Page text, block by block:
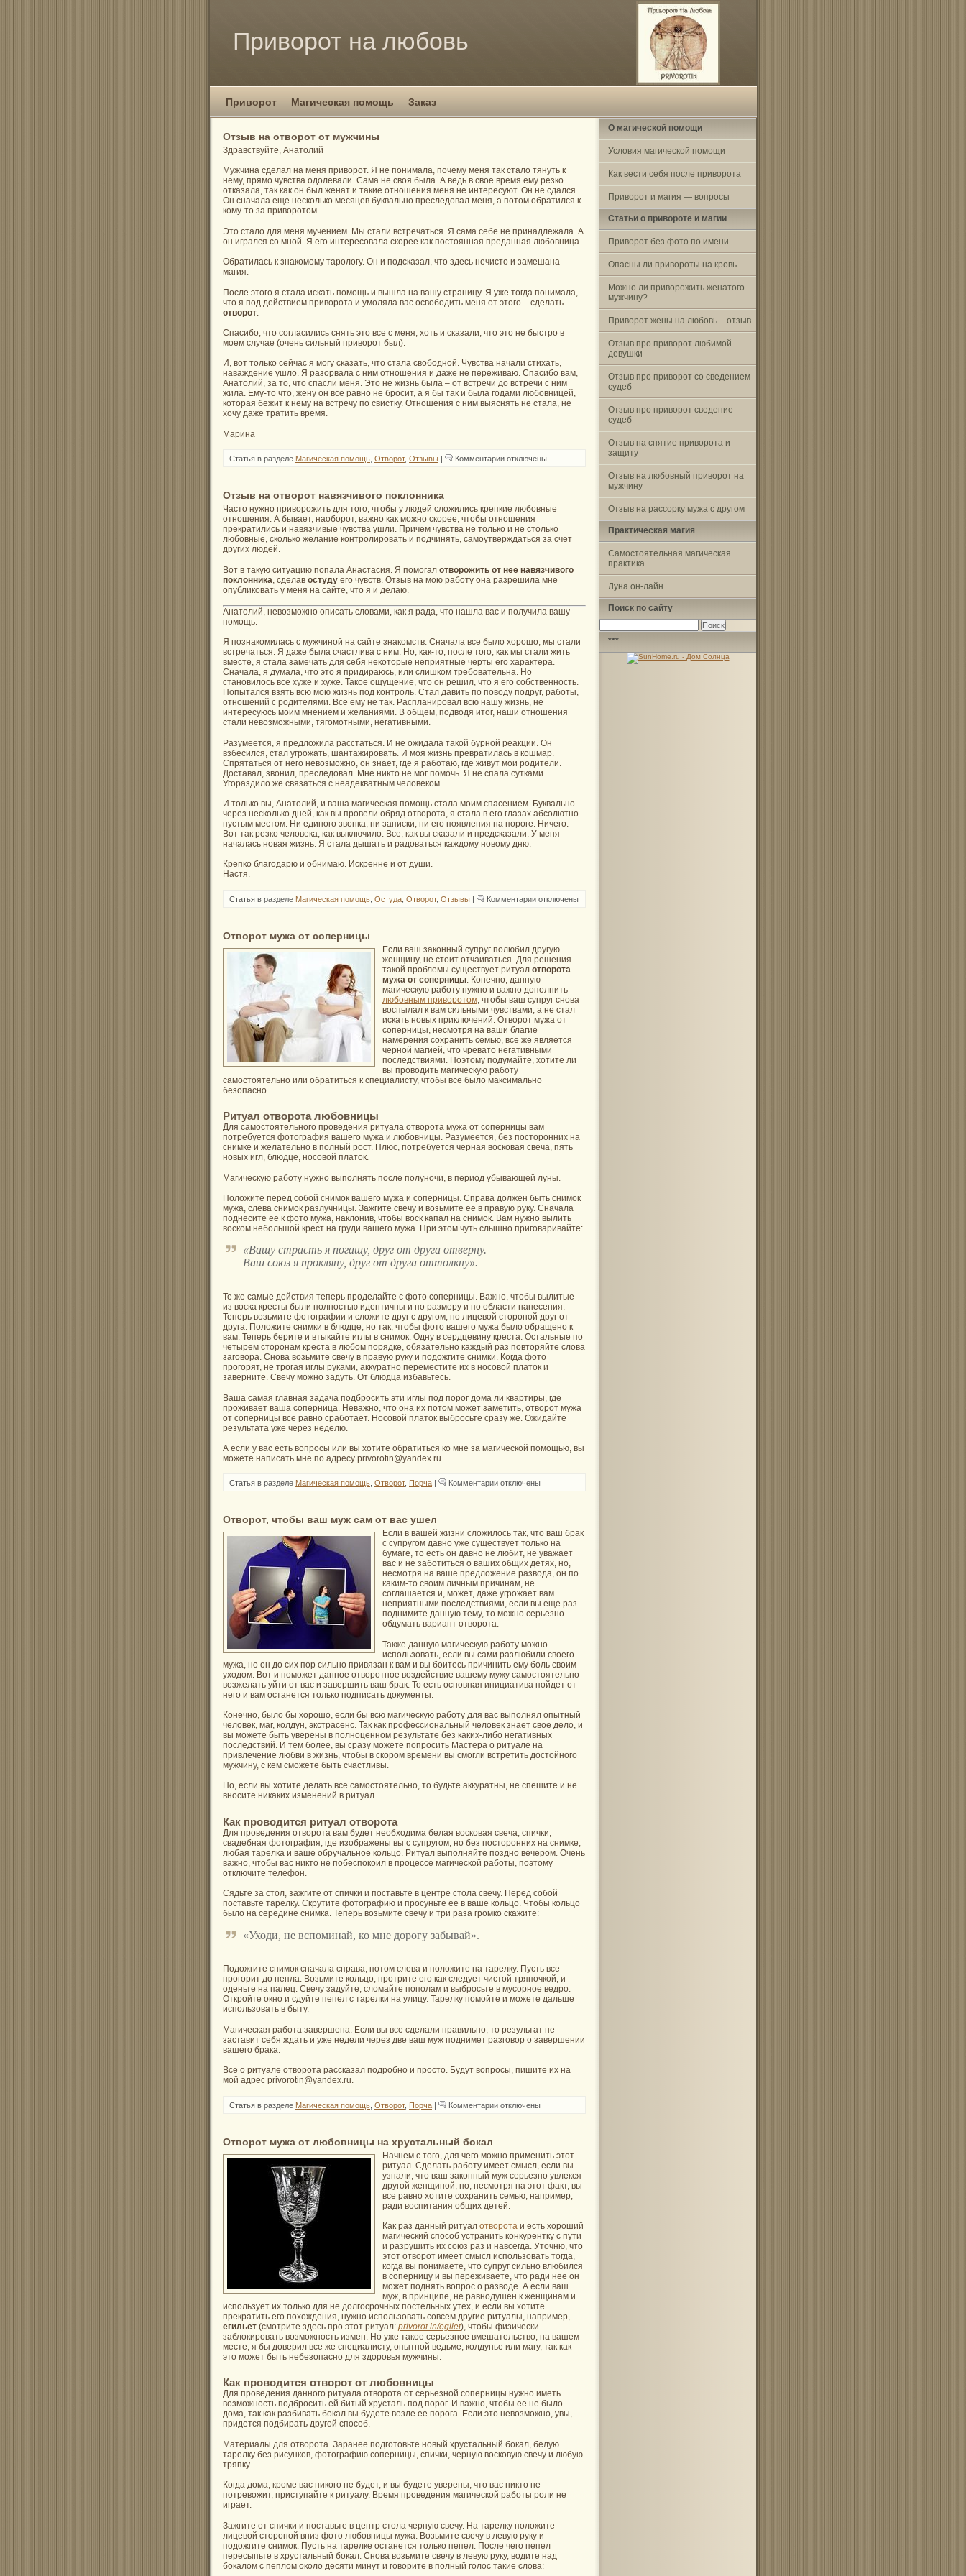
Приворот на любовь
Приворот Магическая помощь Заказ
Отзыв на отворот от мужчины
Здравствуйте, Анатолий
Мужчина сделал на меня приворот. Я не понимала, почему меня так стало тянуть к
нему, прямо чувства одолевали. Сама не своя была. А ведь в свое время ему резко
отказала, так как он был женат и такие отношения меня не интересуют. Он не сдался.
Он сначала еще несколько месяцев буквально преследовал меня, а потом обратился к
кому-то за приворотом.
Это стало для меня мучением. Мы стали встречаться. Я сама себе не принадлежала. А
он игрался со мной. Я его интересовала скорее как постоянная преданная любовница.
Обратилась к знакомому тарологу. Он и подсказал, что здесь нечисто и замешана
магия.
После этого я стала искать помощь и вышла на вашу страницу. Я уже тогда понимала,
что я под действием приворота и умоляла вас освободить меня от этого – сделать
отворот
Спасибо, что согласились снять это все с меня, хоть и сказали, что это не быстро в
моем случае (очень сильный приворот был).
И, вот только сейчас я могу сказать, что стала свободной. Чувства начали стихать,
наваждение ушло. Я разорвала с ним отношения и даже не переживаю. Спасибо вам,
Анатолий, за то, что спасли меня. Это не жизнь была – от встречи до встречи с ним
жила. Ему-то что, жену он все равно не бросит, а я бы так и была годами любовницей,
которая бежит к нему на встречу по свистку. Отношения с ним выяснять не стала, не
хочу даже тратить время.
Марина
Статья в разделе Магическая помощь Отворот, Отзывы | Комментариик
мужчины
отключены
Отзыв на отворот навязчивого поклонника
Часто нужно приворожить для того, чтобы у людей сложились крепкие любовные
отношения. А бывает, наоборот, важно как можно скорее, чтобы отношения
прекратились и навязчивые чувства ушли. Причем чувства не только и не столько
любовные, сколько желание контролировать и подчинять, самоутверждаться за счет
других людей.
Вот в такую ситуацию попала Анастасия. Я помогал отворожить от нее навязчивого
поклонника , сделав остуду его чувств. Отзыв на мою работу она разрешила мне
опубликовать у меня на сайте, что я и делаю.
Анатолий, невозможно описать словами, как я рада, что нашла вас и получила вашу
помощь.
Я познакомилась с мужчиной на сайте знакомств. Сначала все было хорошо, мы стали
встречаться. Я даже была счастлива с ним. Но, как-то, после того, как мы стали жить
вместе, я стала замечать для себя некоторые неприятные черты его характера.
Сначала, я думала, что это я придираюсь, или слишком требовательна. Но
становилось все хуже и хуже. Такое ощущение, что он решил, что я его собственность.
Попытался взять всю мою жизнь под контроль. Стал давить по поводу подруг, работы,
отношений с родителями. Все ему не так. Распланировал всю нашу жизнь, не
интересуюсь моим мнением и желаниями. В общем, подводя итог, наши отношения
стали невозможными, тягомотными, негативными.
Разумеется, я предложила расстаться. И не ожидала такой бурной реакции. Он
взбесился, стал угрожать, шантажировать. И моя жизнь превратилась в кошмар.
Спрятаться от него невозможно, он знает, где я работаю, где живут мои родители.
Доставал, звонил, преследовал. Мне никто не мог помочь. Я не спала сутками.
Угораздило же связаться с неадекватным человеком.
И только вы, Анатолий, и ваша магическая помощь стала моим спасением. Буквально
через несколько дней, как вы провели обряд отворота, я стала в его глазах абсолютно
пустым местом. Ни единого звонка, ни записки, ни его появления на пороге. Ничего.
Вот так резко человека, как выключило. Все, как вы сказали и предсказали. У меня
началась новая жизнь. Я стала дышать и радоваться каждому новому дню.
Крепко благодарю и обнимаю. Искренне и от души.
Настя.
Статья в разделе Магическая помощь Остуда Отворот, Отзывы | Комментариик
поклонника
отключены
Отворот мужа от соперницы
Если ваш законный супруг полюбил другую
женщину, не стоит отчаиваться. Для решения
такой проблемы существует ритуал отворота
мужа от соперницы. Конечно, данную
магическую работу нужно и важно дополнить
любовным приворотом, чтобы ваш супруг снова
воспылал к вам сильными чувствами, а не стал
искать новых приключений. Отворот мужа от
соперницы, несмотря на ваши благие
намерения сохранить семью, все же является
черной магией, что чревато негативными
последствиями. Поэтому подумайте, хотите ли
вы проводить магическую работу
самостоятельно или обратиться к специалисту, чтобы все было максимально
безопасно.
Ритуал отворота любовницы
Для самостоятельного проведения ритуала отворота мужа от соперницы вам
потребуется фотография вашего мужа и любовницы. Разумеется, без посторонних на
снимке и желательно в полный рост. Плюс, потребуется черная восковая свеча, пять
новых игл, блюдце, носовой платок.
Магическую работу нужно выполнять после полуночи, в период убывающей луны.
Положите перед собой снимок вашего мужа и соперницы. Справа должен быть снимок
мужа, слева снимок разлучницы. Зажгите свечу и возьмите ее в правую руку. Сначала
поднесите ее к фото мужа, наклонив, чтобы воск капал на снимок. Вам нужно вылить
воском небольшой крест на груди вашего мужа. При этом чуть слышно приговаривайте:
«Вашу страсть я погашу, друг от друга отверну.
Ваш союз я прокляну, друг от друга оттолкну».
Те же самые действия теперь проделайте с фото соперницы. Важно, чтобы вылитые
из воска кресты были полностью идентичны и по размеру и по области нанесения.
Теперь возьмите фотографии и сложите друг с другом, но лицевой стороной друг от
друга. Положите снимки в блюдце, но так, чтобы фото вашего мужа было обращено к
вам. Теперь берите и втыкайте иглы в снимок. Одну в сердцевину креста. Остальные по
четырем сторонам креста в любом порядке, обязательно каждый раз повторяйте слова
заговора. Снова возьмите свечу в правую руку и подожгите снимки. Когда фото
прогорят, не трогая иглы руками, аккуратно переместите их в носовой платок и
заверните. Свечу можно задуть. От блюдца избавьтесь.
Ваша самая главная задача подбросить эти иглы под порог дома ли квартиры, где
проживает ваша соперница. Неважно, что она их потом может заметить, отворот мужа
от соперницы все равно сработает. Носовой платок выбросьте сразу же. Ожидайте
результата уже через неделю.
А если у вас есть вопросы или вы хотите обратиться ко мне за магической помощью, вы
можете написать мне по адресу privorotin@yandex.ru.
Статья в разделе Магическая помощь Отворот, Порча Комментариикотключены
Отворот, чтобы ваш муж сам от вас ушел
Если в вашей жизни сложилось так, что ваш брак
с супругом давно уже существует только на
бумаге, то есть он давно не любит, не уважает
вас и не заботиться о ваших общих детях, но,
несмотря на ваше предложение развода, он по
каким-то своим личным причинам, не
соглашается и, может, даже угрожает вам
неприятными последствиями, если вы еще раз
поднимите данную тему, то можно серьезно
обдумать вариант отворота.
Также данную магическую работу можно
использовать, если вы сами разлюбили своего
мужа, но он до сих пор сильно привязан к вам и вы боитесь причинить ему боль своим
уходом. Вот и поможет данное отворотное воздействие вашему мужу самостоятельно
возжелать уйти от вас и завершить ваш брак. То есть основная инициатива пойдет от
него и вам останется только подписать документы.
Конечно, было бы хорошо, если бы всю магическую работу для вас выполнял опытный
человек, маг, колдун, экстрасенс. Так как профессиональный человек знает свое дело, и
вы можете быть уверены в полноценном результате без каких-либо негативных
последствий. И тем более, вы сразу можете попросить Мастера о ритуале на
привлечение любви в жизнь, чтобы в скором времени вы смогли встретить достойного
мужчину, с кем сможете быть счастливы.
Но, если вы хотите делать все самостоятельно, то будьте аккуратны, не спешите и не
вносите никаких изменений в ритуал.
Как проводится ритуал отворота
Для проведения отворота вам будет необходима белая восковая свеча, спички,
свадебная фотография, где изображены вы с супругом, но без посторонних на снимке,
любая тарелка и ваше обручальное кольцо. Ритуал выполняйте поздно вечером. Очень
важно, чтобы вас никто не побеспокоил в процессе магической работы, поэтому
отключите телефон.
Сядьте за стол, зажгите от спички и поставьте в центре стола свечу. Перед собой
поставьте тарелку. Скрутите фотографию и просуньте ее в ваше кольцо. Чтобы кольцо
было на середине снимка. Теперь возьмите свечу и три раза громко скажите:
«Уходи, не вспоминай, ко мне дорогу забывай».
Подожгите снимок сначала справа, потом слева и положите на тарелку. Пусть все
прогорит до пепла. Возьмите кольцо, протрите его как следует чистой тряпочкой, и
оденьте на палец. Свечу задуйте, сломайте пополам и выбросьте в мусорное ведро.
Откройте окно и сдуйте пепел с тарелки на улицу. Тарелку помойте и можете дальше
использовать в быту.
Магическая работа завершена. Если вы все сделали правильно, то результат не
заставит себя ждать и уже недели через две ваш муж поднимет разговор о завершении
вашего брака.
Все о ритуале отворота рассказал подробно и просто. Будут вопросы, пишите их на
мой адрес privorotin@yandex.ru.
Статья в разделе Магическая помощь Отворот, Порча | Комментариик
сам
от
вас
ушел
отключены
Отворот мужа от любовницы на хрустальный бокал
Начнем с того, для чего можно применить этот
ритуал. Сделать работу имеет смысл, если вы
узнали, что ваш законный муж серьезно увлекся
другой женщиной, но, несмотря на этот факт, вы
все равно хотите сохранить семью, например,
ради воспитания общих детей.
Как раз данный ритуал отворота и есть хороший
магический способ устранить конкурентку с пути
и разрушить их союз раз и навсегда. Уточню, что
этот отворот имеет смысл использовать тогда,
когда вы понимаете, что супруг сильно влюбился
в соперницу и вы переживаете, что ради нее он
может поднять вопрос о разводе. А если ваш
муж, в принципе, не равнодушен к женщинам и
использует их только для не долгосрочных постельных утех, и если вы хотите
прекратить его похождения, нужно использовать совсем другие ритуалы, например,
егильет (смотрите здесь про этот ритуал: privorot.in/egilet), чтобы физически
заблокировать возможность измен. Но уже такое серьезное вмешательство, на вашем
месте, я бы доверил все же специалисту, опытной ведьме, колдунье или магу, так как
это может быть небезопасно для здоровья мужчины.
Как проводится отворот от любовницы
Для проведения данного ритуала отворота от серьезной соперницы нужно иметь
возможность подбросить ей битый хрусталь под порог. И важно, чтобы ее не было
дома, так как разбивать бокал вы будете возле ее порога. Если это невозможно, увы,
придется подбирать другой способ.
Материалы для отворота. Заранее подготовьте новый хрустальный бокал, белую
тарелку без рисунков, фотографию соперницы, спички, черную восковую свечу и любую
тряпку.
Когда дома, кроме вас никого не будет, и вы будете уверены, что вас никто не
потревожит, приступайте к ритуалу. Время проведения магической работы роли не
играет.
Зажгите от спички и поставьте в центр стола черную свечу. На тарелку положите
лицевой стороной вниз фото любовницы мужа. Возьмите свечу в левую руку и
подожгите снимок. Пусть на тарелке останется только пепел. После чего пепел
пересыпьте в хрустальный бокал. Снова возьмите свечу в левую руку, водите над
бокалом с пеплом около десяти минут и говорите в полный голос такие слова:
О магической помощи
Условия магической помощи
Как вести себя после приворота
Приворот и магия — вопросы
Статьи о привороте и магии
Приворот без фото по имени
Опасны ли привороты на кровь
Можно ли приворожить женатого
мужчину?
Приворот жены на любовь – отзыв
Отзыв про приворот любимой
девушки
Отзыв про приворот со сведением
судеб
Отзыв про приворот сведение
судеб
Отзыв на снятие приворота и
защиту
Отзыв на любовный приворот на
мужчину
Отзыв на рассорку мужа с другом
Практическая магия
Самостоятельная магическая
практика
Луна он-лайн
Поиск по сайту
Найти:
***